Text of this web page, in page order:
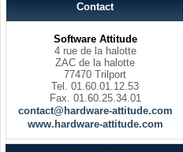
Contact
Software Attitude
4 rue de la halotte
ZAC de la halotte
77470 Trilport
Tel. 01.60.01.12.53
Fax. 01.60.25.34.01
contact@hardware-attitude.com
www.hardware-attitude.com